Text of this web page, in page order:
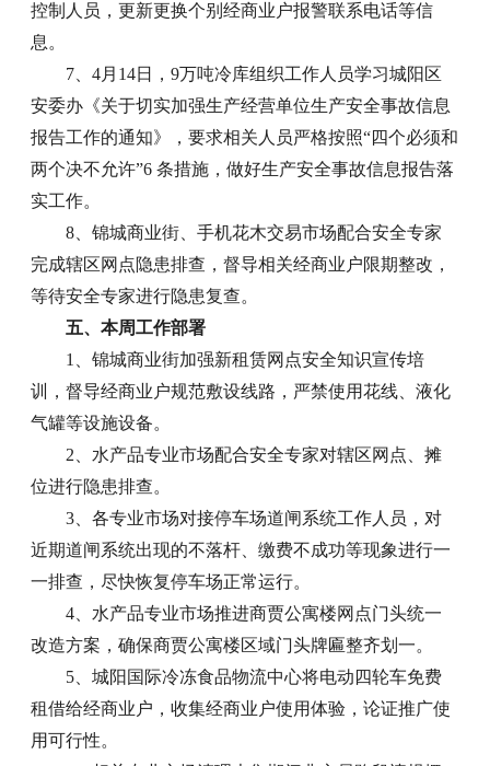
控制人员，更新更换个别经商业户报警联系电话等信
息。
7、4月14日，9万吨冷库组织工作人员学习城阳区
安委办《关于切实加强生产经营单位生产安全事故信息
报告工作的通知》，要求相关人员严格按照“四个必须和
两个决不允许”6 条措施，做好生产安全事故信息报告落
实工作。
8、锦城商业街、手机花木交易市场配合安全专家
完成辖区网点隐患排查，督导相关经商业户限期整改，
等待安全专家进行隐患复查。
五、本周工作部署
1、锦城商业街加强新租赁网点安全知识宣传培
训，督导经商业户规范敷设线路，严禁使用花线、液化
气罐等设施设备。
2、水产品专业市场配合安全专家对辖区网点、摊
位进行隐患排查。
3、各专业市场对接停车场道闸系统工作人员，对
近期道闸系统出现的不落杆、缴费不成功等现象进行一
一排查，尽快恢复停车场正常运行。
4、水产品专业市场推进商贾公寓楼网点门头统一
改造方案，确保商贾公寓楼区域门头牌匾整齐划一。
5、城阳国际冷冻食品物流中心将电动四轮车免费
租借给经商业户，收集经商业户使用体验，论证推广使
用可行性。